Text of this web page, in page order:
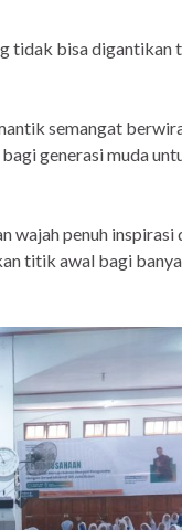
tidak bisa digantikan
semangat
generasi muda
wajah penuh
titik awal bagi